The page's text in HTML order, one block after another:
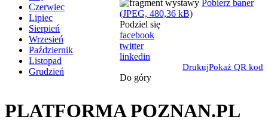
Czerwiec
Lipiec
Sierpień
Wrzesień
Październik
Listopad
Grudzień
Pobierz baner
(JPEG, 480,36 kB)
Podziel się
facebook
twitter
linkedin
DrukujPokaż QR kod
Do góry
PLATFORMA POZNAN.PL